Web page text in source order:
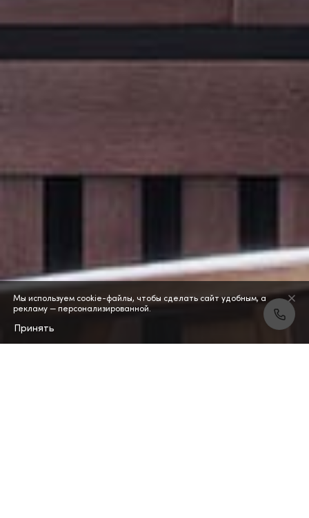
Мы используем cookie-файлы, чтобы сделать сайт удобным, а
рекламу — персонализированной.
Принять